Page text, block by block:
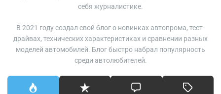
себя журналистике.
В 2021 году создал свой блог о новинках автопрома, тест-
драйвах, технических характеристиках и сравнении разных
моделей автомобилей. Блог быстро набрал популярность
среди автолюбителей.